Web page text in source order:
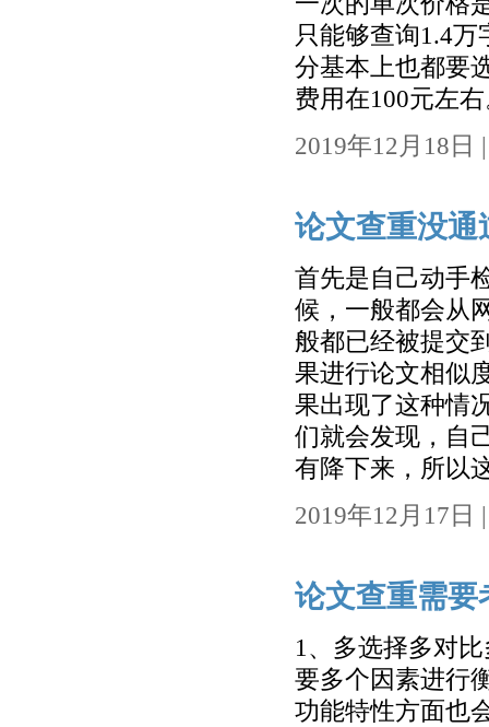
只能够查询1.4
分基本上也都要
费用在100元左
2019年12月18日
论文查重没通
首先是自己动手
候，一般都会从
般都已经被提交
果进行论文相似
果出现了这种情
们就会发现，自
有降下来，所以
2019年12月17日
论文查重需要
1、多选择多对
要多个因素进行
功能特性方面也